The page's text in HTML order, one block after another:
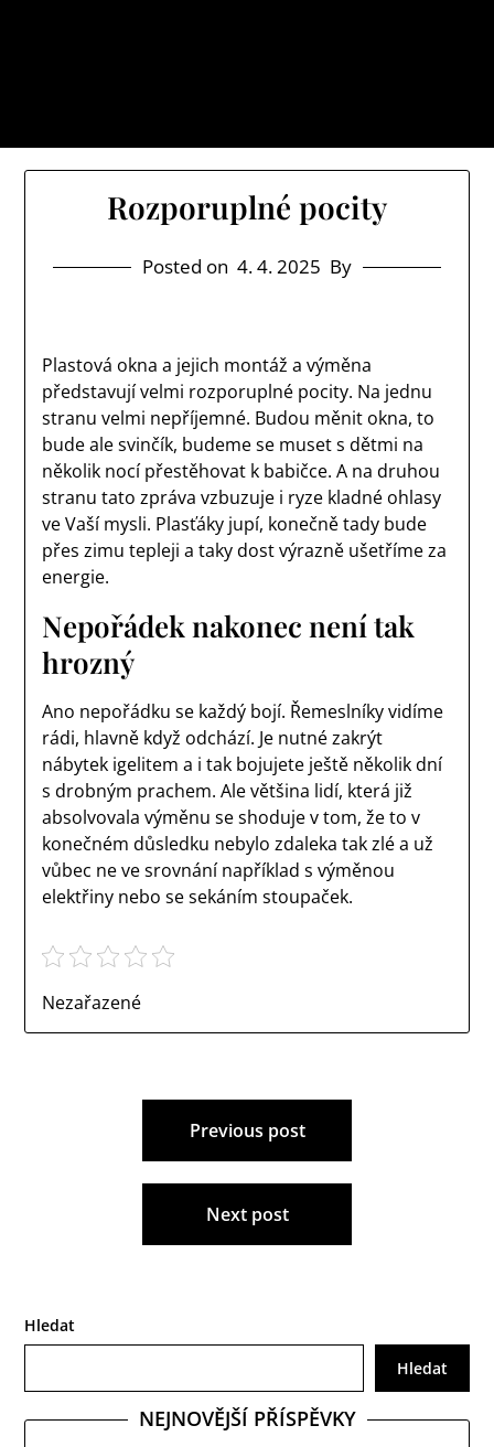
Rozporuplné pocity
Posted on 4. 4. 2025 By
Plastová okna a jejich montáž a výměna
představují velmi rozporuplné pocity. Na jednu
stranu velmi nepříjemné. Budou měnit okna, to
bude ale svinčík, budeme se muset s dětmi na
několik nocí přestěhovat k babičce. A na druhou
stranu tato zpráva vzbuzuje i ryze kladné ohlasy
ve Vaší mysli. Plasťáky jupí, konečně tady bude
přes zimu tepleji a taky dost výrazně ušetříme za
energie.
Nepořádek nakonec není tak
hrozný
Ano nepořádku se každý bojí. Řemeslníky vidíme
rádi, hlavně když odchází. Je nutné zakrýt
nábytek igelitem a i tak bojujete ještě několik dní
s drobným prachem. Ale většina lidí, která již
absolvovala výměnu se shoduje v tom, že to v
konečném důsledku nebylo zdaleka tak zlé a už
vůbec ne ve srovnání například s výměnou
elektřiny nebo se sekáním stoupaček.
Nezařazené
příspěvek
Previous post
Next post
Hledat
Hledat
NEJNOVĚJŠÍ PŘÍSPĚVKY